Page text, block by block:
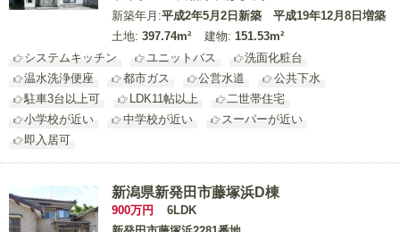
新築年月:平成2年5月2日新築 平成19年12月8日増築
土地: 397.74m² 建物: 151.53m²
システムキッチン
ユニットバス
洗面化粧台
温水洗浄便座
都市ガス 公営水道
公共下水
駐車3台以上可
LDK11帖以上
二世帯住宅
小学校が近い
中学校が近い
スーパーが近い
即入居可
新潟県新発田市藤塚浜D棟
900万円
6LDK